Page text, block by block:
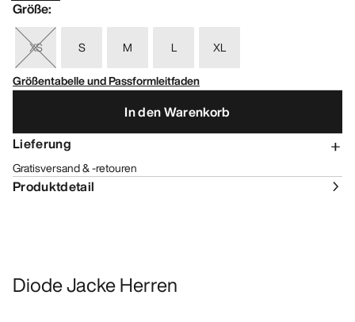
Größe:
XS S M L
XL
Größentabelle und Passformleitfaden
In den Warenkorb
Lieferung
Gratisversand & -retouren
Produktdetail
Diode Jacke Herren